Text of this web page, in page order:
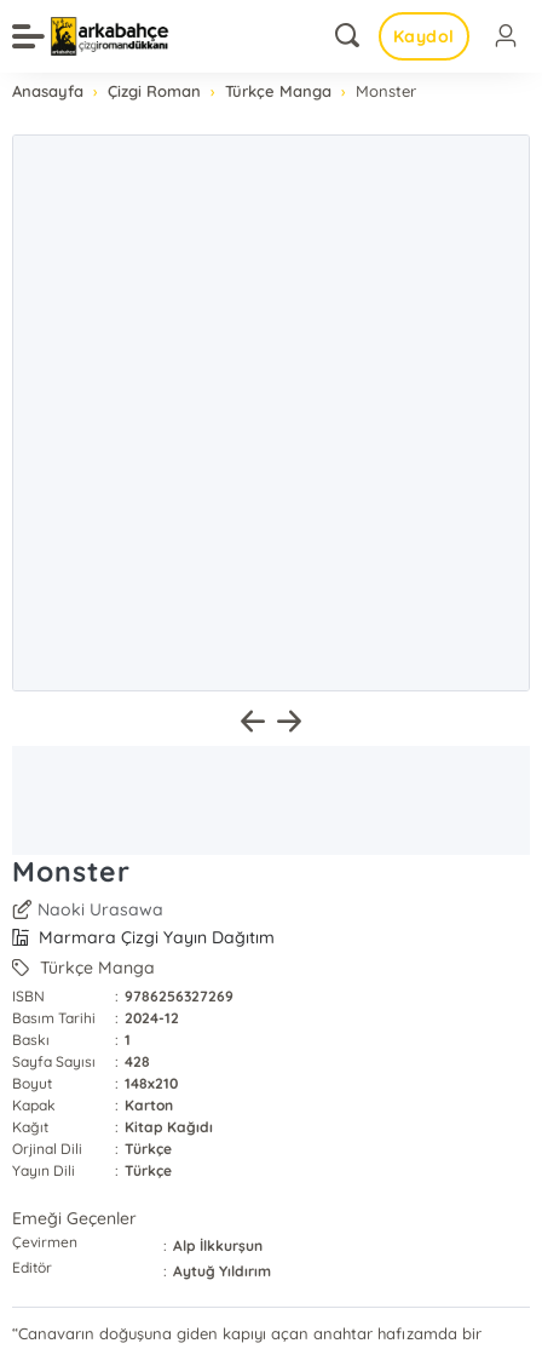
Kaydol
Anasayfa Çizgi Roman Türkçe Manga Monster
Monster
Naoki Urasawa
Marmara Çizgi Yayın Dağıtım
Türkçe Manga
ISBN : 9786256327269
Basım Tarihi
: 2024-12
Baskı
: 1
Sayfa Sayısı
: 428
Boyut
: 148x210
Kapak
: Karton
Kağıt
: Kitap Kağıdı
Orjinal Dili
: Türkçe
Yayın Dili
: Türkçe
Emeği Geçenler
Çevirmen : Alp İlkkurşun
Editör
: Aytuğ Yıldırım
“Canavarın doğuşuna giden kapıyı açan anahtar hafızamda bir